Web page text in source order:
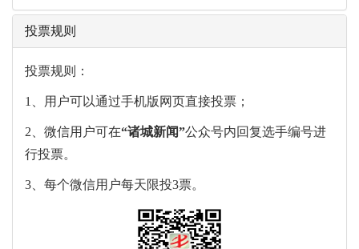
投票规则
投票规则：
1、用户可以通过手机版网页直接投票；
2、微信用户可在“诸城新闻”公众号内回复选手编号进
行投票。
3、每个微信用户每天限投3票。